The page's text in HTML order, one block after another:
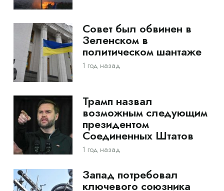
Совет был обвинен в
Зеленском в
политическом шантаже
1 год назад
Трамп назвал
возможным следующим
президентом
Соединенных Штатов
1 год назад
Запад потребовал
ключевого союзника